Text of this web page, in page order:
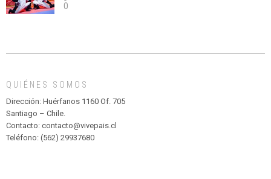
abuso”
Y
MADAGASCAR
PARQUE
HURATDO
0
QUIÉNES SOMOS
Dirección: Huérfanos 1160 Of. 705
Santiago – Chile.
Contacto: contacto@vivepais.cl
Teléfono: (562) 29937680